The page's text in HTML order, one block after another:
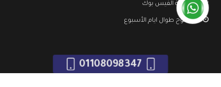
صفحة الفيس بوك
مفتوح طوال ايام الأسبوع
01108098347